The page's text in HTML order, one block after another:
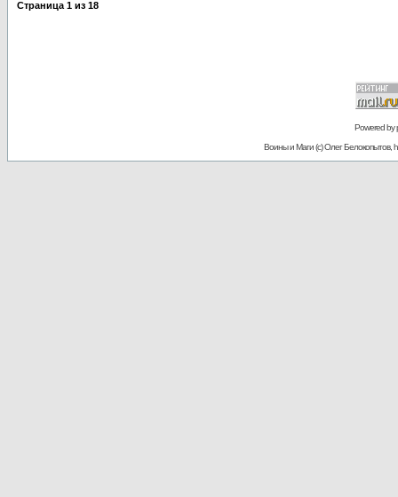
Страница 1 из 18
Powered by
Воины и Маги (c) Олег Белокопытов,